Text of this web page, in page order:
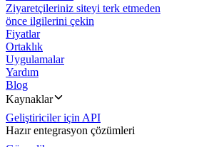
Ziyaretçileriniz siteyi terk etmeden
önce ilgilerini çekin
Fiyatlar
Ortaklık
Uygulamalar
Yardım
Blog
Kaynaklar
Geliştiriciler için API
Hazır entegrasyon çözümleri